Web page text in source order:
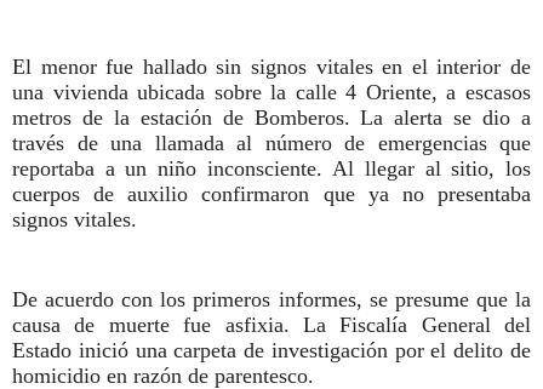
El menor fue hallado sin signos vitales en el interior de
una vivienda ubicada sobre la calle 4 Oriente, a escasos
metros de la estación de Bomberos. La alerta se dio a
través de una llamada al número de emergencias que
reportaba a un niño inconsciente. Al llegar al sitio, los
cuerpos de auxilio confirmaron que ya no presentaba
signos vitales.
De acuerdo con los primeros informes, se presume que la
causa de muerte fue asfixia. La Fiscalía General del
Estado inició una carpeta de investigación por el delito de
homicidio en razón de parentesco.